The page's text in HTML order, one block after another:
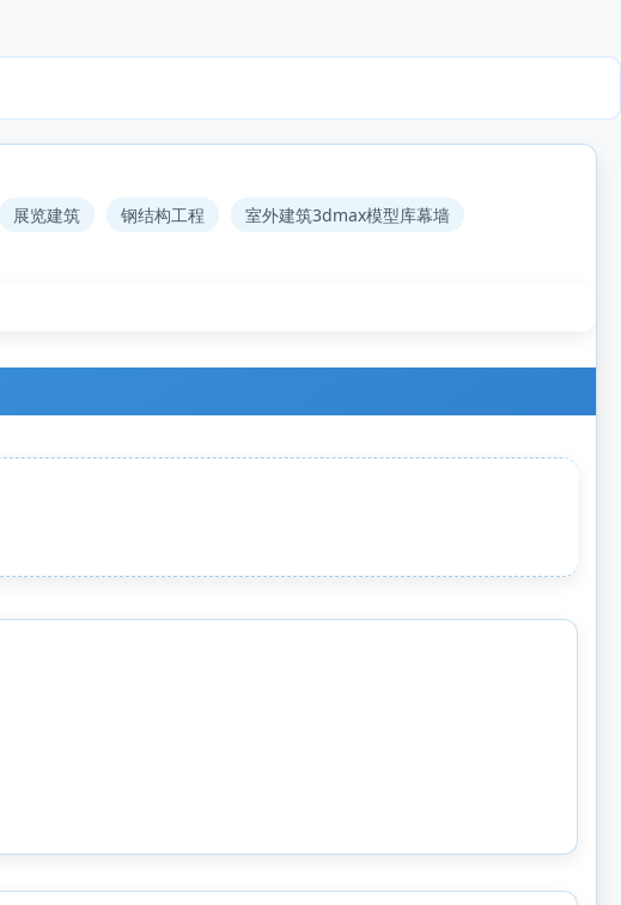
展览建筑 钢结构工程
室外建筑3dmax模型库幕墙